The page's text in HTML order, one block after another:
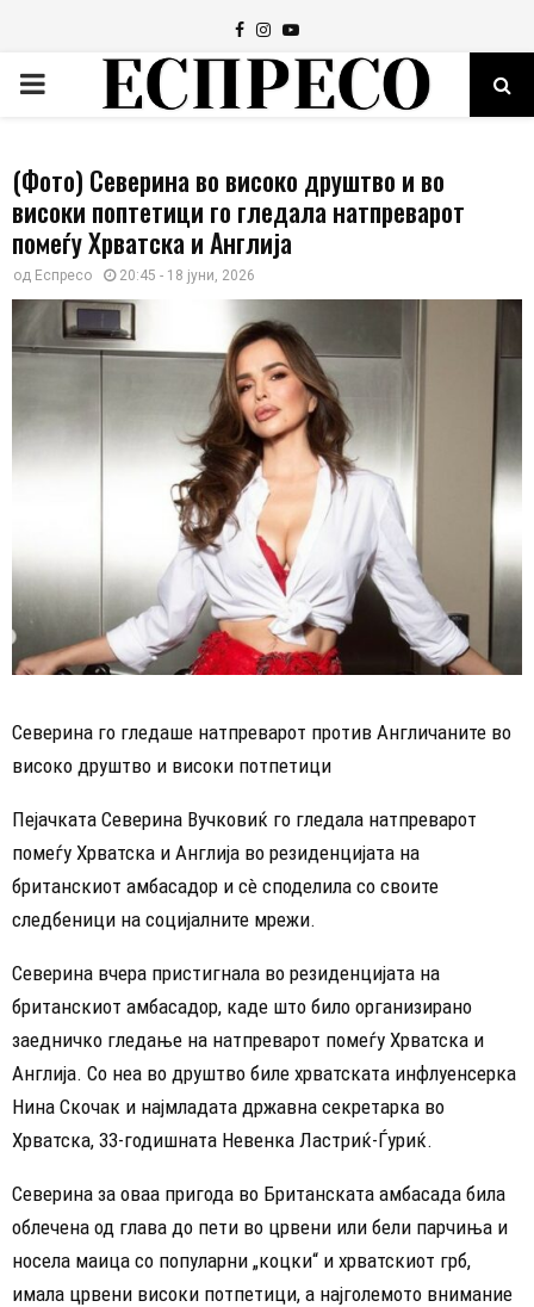
Facebook
Instagram
Youtube
PRIMARY
(Фото) Северина во високо друштво и во
високи поптетици го гледала натпреварот
помеѓу Хрватска и Англија
од Еспресо 20:45 - 18 јуни, 2026
Северина го гледаше натпреварот против Англичаните во
високо друштво и високи потпетици
Пејачката Северина Вучковиќ го гледала натпреварот
помеѓу Хрватска и Англија во резиденцијата на
британскиот амбасадор и сè споделила со своите
следбеници на социјалните мрежи.
Северина вчера пристигнала во резиденцијата на
британскиот амбасадор, каде што било организирано
заедничко гледање на натпреварот помеѓу Хрватска и
Англија. Со неа во друштво биле хрватската инфлуенсерка
Нина Скочак и најмладата државна секретарка во
Хрватска, 33-годишната Невенка Ластриќ-Ѓуриќ.
Северина за оваа пригода во Британската амбасада била
облечена од глава до пети во црвени или бели парчиња и
носела маица со популарни „коцки“ и хрватскиот грб,
имала црвени високи потпетици, а најголемото внимание